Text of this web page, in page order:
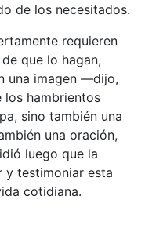
de los necesitados.
requieren
que lo hagan,
una imagen —dijo,
hambrientos
sino también una
una oración,
luego que la
y testimoniar esta
cotidiana.